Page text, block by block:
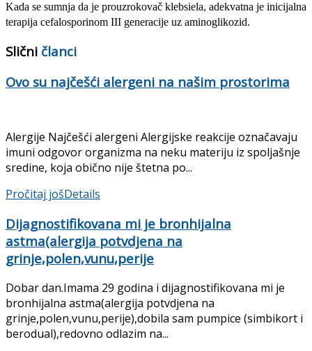
Kada se sumnja da je prouzrokovač klebsiela, ade­kvatna je inicijalna
terapija cefalosporinom III generacije uz aminoglikozid.
Slični članci
Ovo su najčešći alergeni na našim prostorima
Alergije Najčešći alergeni Alergijske reakcije označavaju
imuni odgovor organizma na neku materiju iz spoljašnje
sredine, koja obično nije štetna po...
Pročitaj jošDetails
Dijagnostifikovana mi je bronhijalna
astma(alergija potvdjena na
grinje,polen,vunu,perije
Dobar dan.Imama 29 godina i dijagnostifikovana mi je
bronhijalna astma(alergija potvdjena na
grinje,polen,vunu,perije),dobila sam pumpice (simbikort i
berodual),redovno odlazim na...